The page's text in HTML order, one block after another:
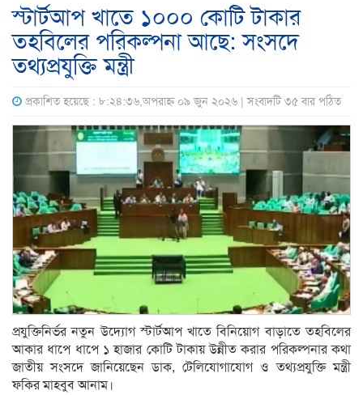
স্টার্টআপ খাতে ১০০০ কোটি টাকার
তহবিলের পরিকল্পনা আছে: সংসদে
তথ্যপ্রযুক্তি মন্ত্রী
প্রকাশিত হয়েছে : ৮:২৪:৩৬,অপরাহ্ন ০৯ জুন ২০২৬ | সংবাদটি ৩৫ বার পঠিত
প্রযুক্তিনির্ভর নতুন উদ্যোগ স্টার্টআপ খাতে বিনিয়োগ বাড়াতে তহবিলের
আকার ধাপে ধাপে ১ হাজার কোটি টাকায় উন্নীত করার পরিকল্পনার কথা
জাতীয় সংসদে জানিয়েছেন ডাক, টেলিযোগাযোগ ও তথ্যপ্রযুক্তি মন্ত্রী
ফকির মাহবুব আনাম।